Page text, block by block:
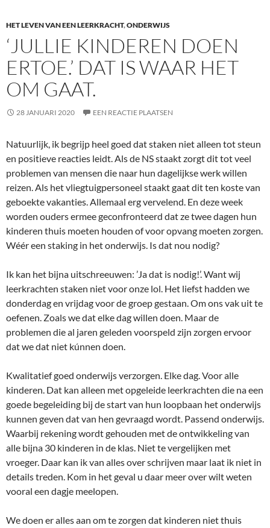
HET LEVEN VAN EEN LEERKRACHT,ONDERWIJS
‘JULLIE KINDEREN DOEN
ERTOE.’ DAT IS WAAR HET
OM GAAT.
28 JANUARI 2020 EEN REACTIE PLAATSEN
Natuurlijk, ik begrijp heel goed dat staken niet alleen tot steun
en positieve reacties leidt. Als de NS staakt zorgt dit tot veel
problemen van mensen die naar hun dagelijkse werk willen
reizen. Als het vliegtuigpersoneel staakt gaat dit ten koste van
geboekte vakanties. Allemaal erg vervelend. En deze week
worden ouders ermee geconfronteerd dat ze twee dagen hun
kinderen thuis moeten houden of voor opvang moeten zorgen.
Wéér een staking in het onderwijs. Is dat nou nodig?
Ik kan het bijna uitschreeuwen: ’Ja dat is nodig!’. Want wij
leerkrachten staken niet voor onze lol. Het liefst hadden we
donderdag en vrijdag voor de groep gestaan. Om ons vak uit te
oefenen. Zoals we dat elke dag willen doen. Maar de
problemen die al jaren geleden voorspeld zijn zorgen ervoor
dat we dat niet kúnnen doen.
Kwalitatief goed onderwijs verzorgen. Elke dag. Voor alle
kinderen. Dat kan alleen met opgeleide leerkrachten die na een
goede begeleiding bij de start van hun loopbaan het onderwijs
kunnen geven dat van hen gevraagd wordt. Passend onderwijs.
Waarbij rekening wordt gehouden met de ontwikkeling van
alle bijna 30 kinderen in de klas. Niet te vergelijken met
vroeger. Daar kan ik van alles over schrijven maar laat ik niet in
details treden. Kom in het geval u daar meer over wilt weten
vooral een dagje meelopen.
We doen er alles aan om te zorgen dat kinderen niet thuis